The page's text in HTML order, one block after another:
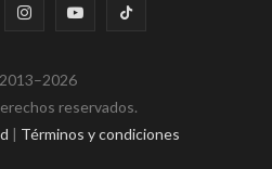
I
s
t
Y
T
T
T
reservados.
| Términos y condiciones